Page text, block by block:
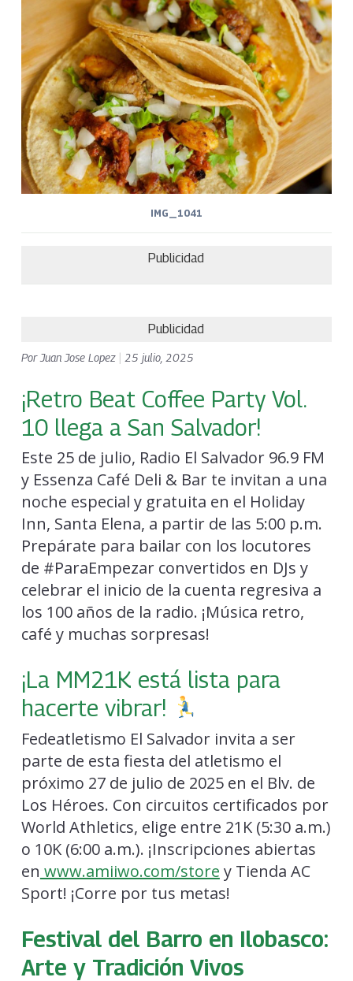
IMG_1041
Publicidad
Publicidad
Por Juan Jose Lopez 25 julio, 2025
¡Retro Beat Coffee Party Vol.
10 llega a San Salvador!
Este 25 de julio, Radio El Salvador 96.9 FM
y Essenza Café Deli & Bar te invitan a una
noche especial y gratuita en el Holiday
Inn, Santa Elena, a partir de las 5:00 p.m.
Prepárate para bailar con los locutores
de #ParaEmpezar convertidos en DJs y
celebrar el inicio de la cuenta regresiva a
los 100 años de la radio. ¡Música retro,
café y muchas sorpresas!
¡La MM21K está lista para
hacerte vibrar!
Fedeatletismo El Salvador invita a ser
parte de esta fiesta del atletismo el
próximo 27 de julio de 2025 en el Blv. de
Los Héroes. Con circuitos certificados por
World Athletics, elige entre 21K (5:30 a.m.)
o 10K (6:00 a.m.). ¡Inscripciones abiertas
en www.amiiwo.com/store y Tienda AC
Sport! ¡Corre por tus metas!
Festival del Barro en Ilobasco:
Arte y Tradición Vivos